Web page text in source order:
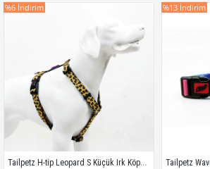
Tailpetz H-tip Leopard S Küçük Irk Köpek Göğüs Tasması (Göğüs 32 cm x 51 cm)
%6 İndirim %13 İndirim